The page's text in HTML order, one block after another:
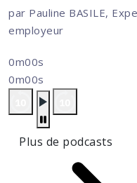
par Pauline BASILE,
employeur
0m00s
0m00s
Plus de podcasts